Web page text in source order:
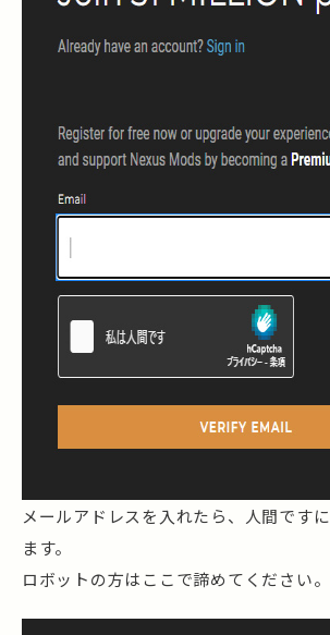
メールアドレスを入れたら、人間です
ます。
ロボットの方はここで諦めてください。